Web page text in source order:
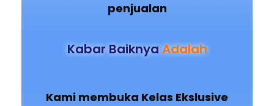
penjualan
Kabar BaiknyaAdalah
Kami membuka Kelas Ekslusive